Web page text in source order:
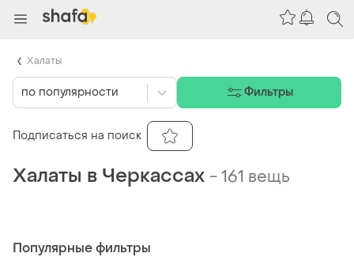
Халаты в Черкассах -161 вещь
Популярные фильтры
по популярности Фильтры
Подписаться на поиск
Халаты